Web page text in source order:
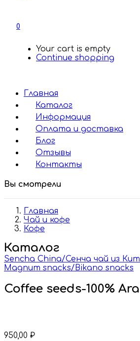
0
Your cart is empty
Continue shopping
Главная
Каталог
Информация
Оплата и доставка
Блог
Отзывы
Контакты
Вы смотрели
Главная
Чай и кофе
Кофе
Каталог
Sencha China/Сенча чай из
Magnum snacks/Bikano snacks
Coffee seeds-100%
950,00 ₽